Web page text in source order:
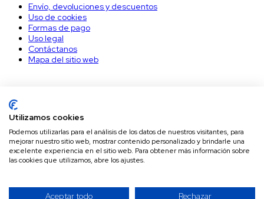
Envío, devoluciones y descuentos
Uso de cookies
Formas de pago
Uso legal
Contáctanos
Mapa del sitio web
Suscríbete a nuestro boletín para recibir los últimos descuentos.
Puede darse de baja en cualquier momento. Para ello, consulte
nuestra información de contacto en el aviso legal.
Utilizamos cookies
Podemos utilizarlas para el análisis de los datos de nuestros visitantes, para
mejorar nuestro sitio web, mostrar contenido personalizado y brindarle una
excelente experiencia en el sitio web. Para obtener más información sobre
las cookies que utilizamos, abre los ajustes.
Aceptar todo Rechazar